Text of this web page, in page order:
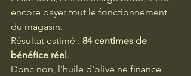
encore payer tout le fonctionnement
du magasin.
Résultat estimé : 84 centimes de
bénéfice réel .
Donc non, l’huile d’olive ne finance